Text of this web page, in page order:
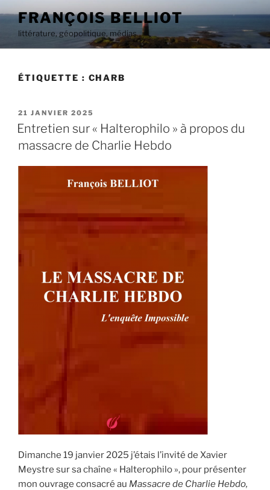
contenu
principal
FRANÇOIS BELLIOT
littérature, géopolitique, médias
ÉTIQUETTE : CHARB
PUBLIÉ
LE
21 JANVIER 2025
Entretien sur « Halterophilo » à propos du
massacre de Charlie Hebdo
Dimanche 19 janvier 2025 j’étais l’invité de Xavier
Meystre sur sa chaîne « Halterophilo », pour présenter
mon ouvrage consacré au Massacre de Charlie Hebdo,